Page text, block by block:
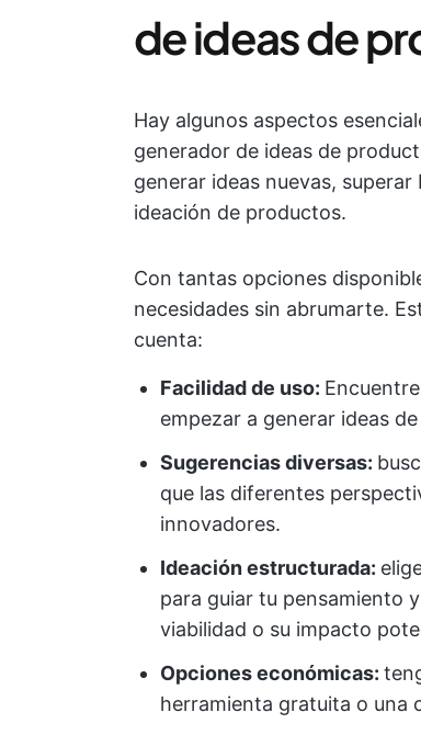
de ideas de
Hay algunos aspectos
generador de ideas de
generar ideas nuevas,
ideación de productos.
Con tantas opciones
necesidades sin abrumarte.
cuenta:
Facilidad de uso:
empezar a generar ideas
Sugerencias diversas:
que las diferentes
innovadores.
Ideación estructurada:
para guiar tu pensamiento
viabilidad o su impacto
Opciones económicas:
herramienta gratuita o una